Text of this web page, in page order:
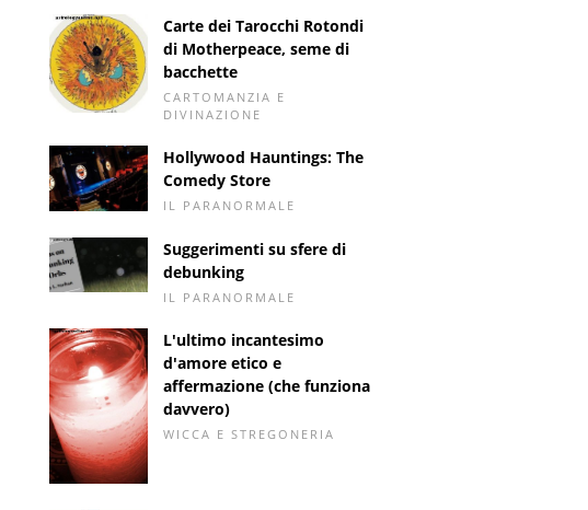
Carte dei Tarocchi Rotondi
di Motherpeace, seme di
bacchette
CARTOMANZIA E
DIVINAZIONE
Hollywood Hauntings: The
Comedy Store
IL PARANORMALE
Suggerimenti su sfere di
debunking
IL PARANORMALE
L'ultimo incantesimo
d'amore etico e
affermazione (che funziona
davvero)
WICCA E STREGONERIA